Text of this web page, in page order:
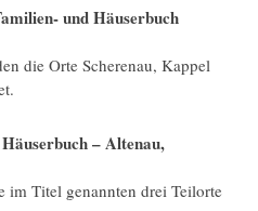
und Häuserbuch
extern)
die Orte Scherenau, Kappel
– Altenau,
im Titel genannten drei Teilorte